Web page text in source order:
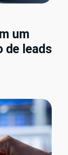
um
de leads